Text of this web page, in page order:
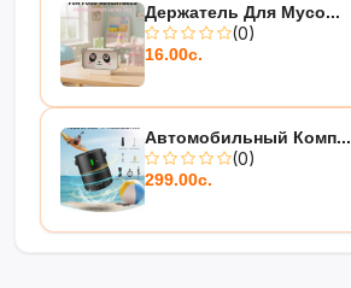
Держатель Для Мусо...
(0)
16.00с.
Автомобильный Комп...
(0)
299.00с.